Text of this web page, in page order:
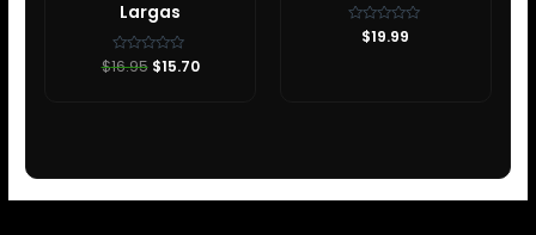
Largas
Valorado
con
$16.95 $15.70
Valorado
con$19.99